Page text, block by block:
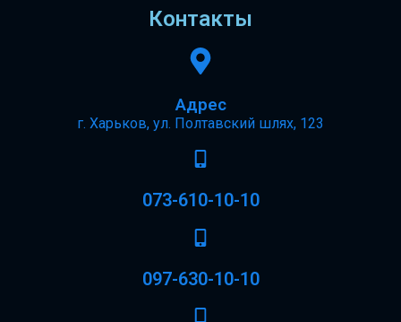
Контакты
Адрес
г. Харьков, ул. Полтавский шлях, 123
073-610-10-10
097-630-10-10